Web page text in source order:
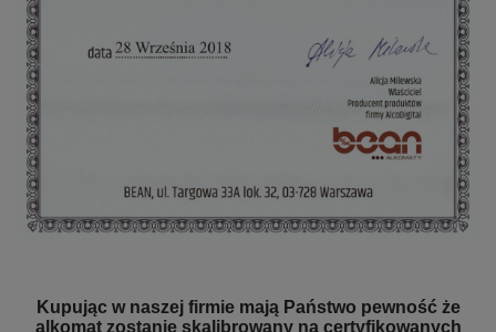
Kupując w naszej firmie mają Państwo pewność że
alkomat zostanie skalibrowany na certyfikowanych